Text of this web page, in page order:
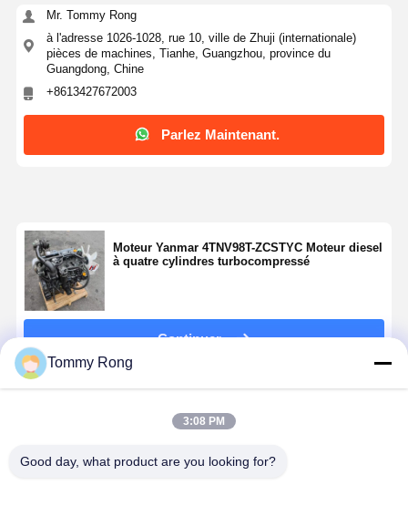
Mr. Tommy Rong
à l'adresse 1026-1028, rue 10, ville de Zhuji (internationale)
pièces de machines, Tianhe, Guangzhou, province du
Guangdong, Chine
+8613427672003
Parlez Maintenant.
Moteur Yanmar 4TNV98T-ZCSTYC Moteur diesel
à quatre cylindres turbocompressé
Continuer
Tommy Rong
3:08 PM
Good day, what product are you looking for?